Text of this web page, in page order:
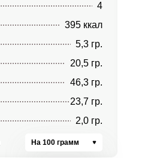
4
395 ккал
5,3 гр.
20,5 гр.
46,3 гр.
23,7 гр.
2,0 гр.
На 100 грамм